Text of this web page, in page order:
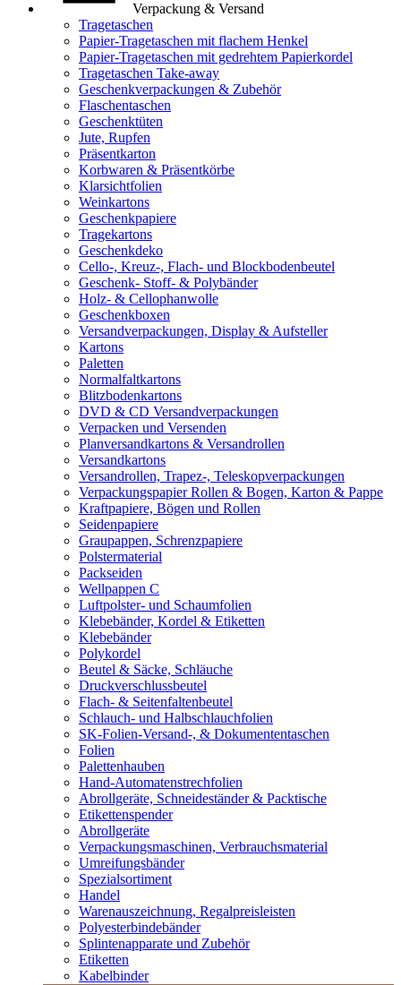
Verpackung & Versand
Tragetaschen
Papier-Tragetaschen mit flachem Henkel
Papier-Tragetaschen mit gedrehtem Papierkordel
Tragetaschen Take-away
Geschenkverpackungen & Zubehör
Flaschentaschen
Geschenktüten
Jute, Rupfen
Präsentkarton
Korbwaren & Präsentkörbe
Klarsichtfolien
Weinkartons
Geschenkpapiere
Tragekartons
Geschenkdeko
Cello-, Kreuz-, Flach- und Blockbodenbeutel
Geschenk- Stoff- & Polybänder
Holz- & Cellophanwolle
Geschenkboxen
Versandverpackungen, Display & Aufsteller
Kartons
Paletten
Normalfaltkartons
Blitzbodenkartons
DVD & CD Versandverpackungen
Verpacken und Versenden
Planversandkartons & Versandrollen
Versandkartons
Versandrollen, Trapez-, Teleskopverpackungen
Verpackungspapier Rollen & Bogen, Karton & Pappe
Kraftpapiere, Bögen und Rollen
Seidenpapiere
Graupappen, Schrenzpapiere
Polstermaterial
Packseiden
Wellpappen C
Luftpolster- und Schaumfolien
Klebebänder, Kordel & Etiketten
Klebebänder
Polykordel
Beutel & Säcke, Schläuche
Druckverschlussbeutel
Flach- & Seitenfaltenbeutel
Schlauch- und Halbschlauchfolien
SK-Folien-Versand-, & Dokumententaschen
Folien
Palettenhauben
Hand-Automatenstrechfolien
Abrollgeräte, Schneideständer & Packtische
Etikettenspender
Abrollgeräte
Verpackungsmaschinen, Verbrauchsmaterial
Umreifungsbänder
Spezialsortiment
Handel
Warenauszeichnung, Regalpreisleisten
Polyesterbindebänder
Splintenapparate und Zubehör
Etiketten
Kabelbinder